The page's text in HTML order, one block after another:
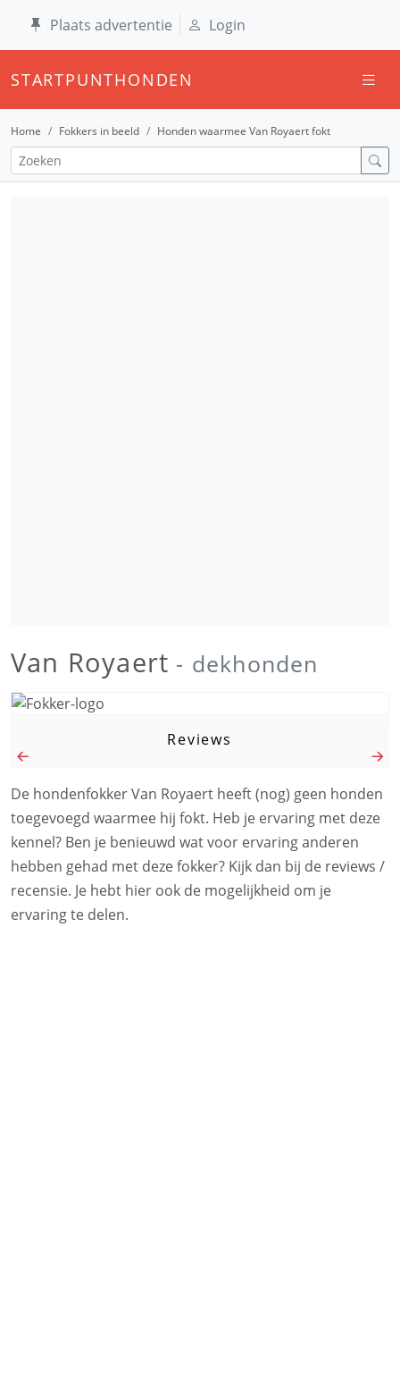
Plaats advertentie Login
STARTPUNTHONDEN
Home Fokkers in beeld Honden waarmee Van Royaert fokt
Van Royaert - dekhonden
Reviews
De hondenfokker Van Royaert heeft (nog) geen honden
toegevoegd waarmee hij fokt. Heb je ervaring met deze
kennel? Ben je benieuwd wat voor ervaring anderen
hebben gehad met deze fokker? Kijk dan bij de reviews /
recensie. Je hebt hier ook de mogelijkheid om je
ervaring te delen.